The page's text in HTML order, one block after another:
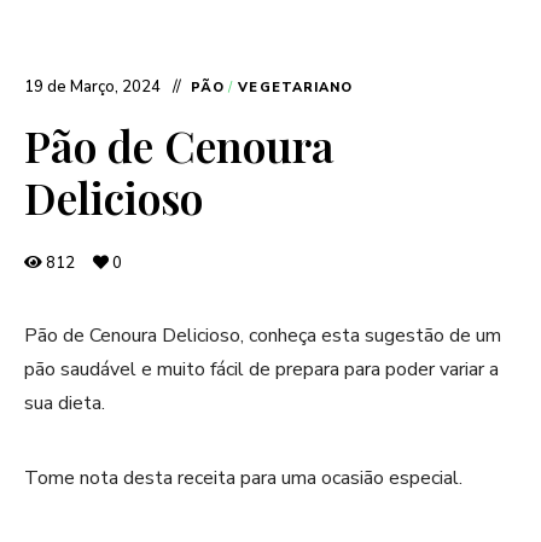
19 de Março, 2024 PÃO / VEGETARIANO
Pão de Cenoura
Delicioso
812 0
Pão de Cenoura Delicioso, conheça esta sugestão de um
pão saudável e muito fácil de prepara para poder variar a
sua dieta.
Tome nota desta receita para uma ocasião especial.